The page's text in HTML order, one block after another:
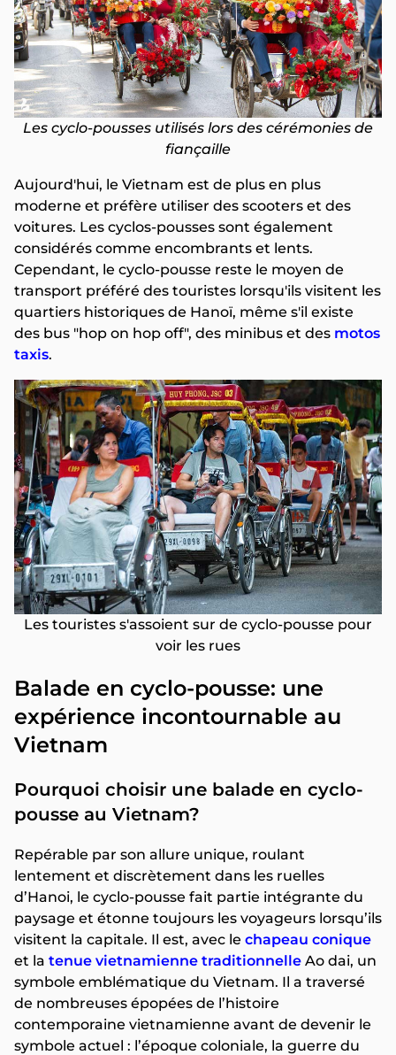
Les cyclo-pousses utilisés lors des cérémonies de
fiançaille
Aujourd'hui, le Vietnam est de plus en plus
moderne et préfère utiliser des scooters et des
voitures. Les cyclos-pousses sont également
considérés comme encombrants et lents.
Cependant, le cyclo-pousse reste le moyen de
transport préféré des touristes lorsqu'ils visitent les
quartiers historiques de Hanoï, même s'il existe
des bus "hop on hop off", des minibus et des motos
taxis.
Les touristes s'assoient sur de cyclo-pousse pour
voir les rues
Balade en cyclo-pousse: une
expérience incontournable au
Vietnam
Pourquoi choisir une balade en cyclo-
pousse au Vietnam?
Repérable par son allure unique, roulant
lentement et discrètement dans les ruelles
d’Hanoi, le cyclo-pousse fait partie intégrante du
paysage et étonne toujours les voyageurs lorsqu’ils
visitent la capitale. Il est, avec le chapeau conique
et la tenue vietnamienne traditionnelle Ao dai, un
symbole emblématique du Vietnam. Il a traversé
de nombreuses épopées de l’histoire
contemporaine vietnamienne avant de devenir le
symbole actuel : l’époque coloniale, la guerre du